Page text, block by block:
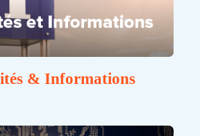
& Informations